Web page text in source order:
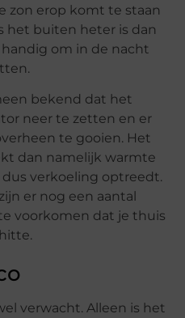
zon erop komt te staan
het buiten heter is dan
om in de nacht
bekend dat het
neer te zetten en er
te gooien. Het
dan namelijk warmte
verkoeling optreedt.
er nog een aantal
voorkomen dat je thuis
verwacht. Alleen is het